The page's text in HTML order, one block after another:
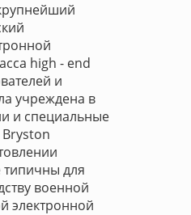
high - end
и
учреждена в
и специальные
типичны для
военной
электронной